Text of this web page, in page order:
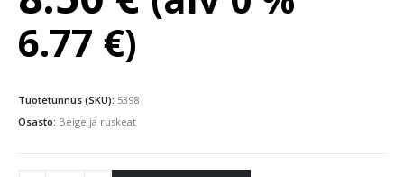
6.77 €)
Tuotetunnus (SKU): 5398
Osasto: Beige ja ruskeat